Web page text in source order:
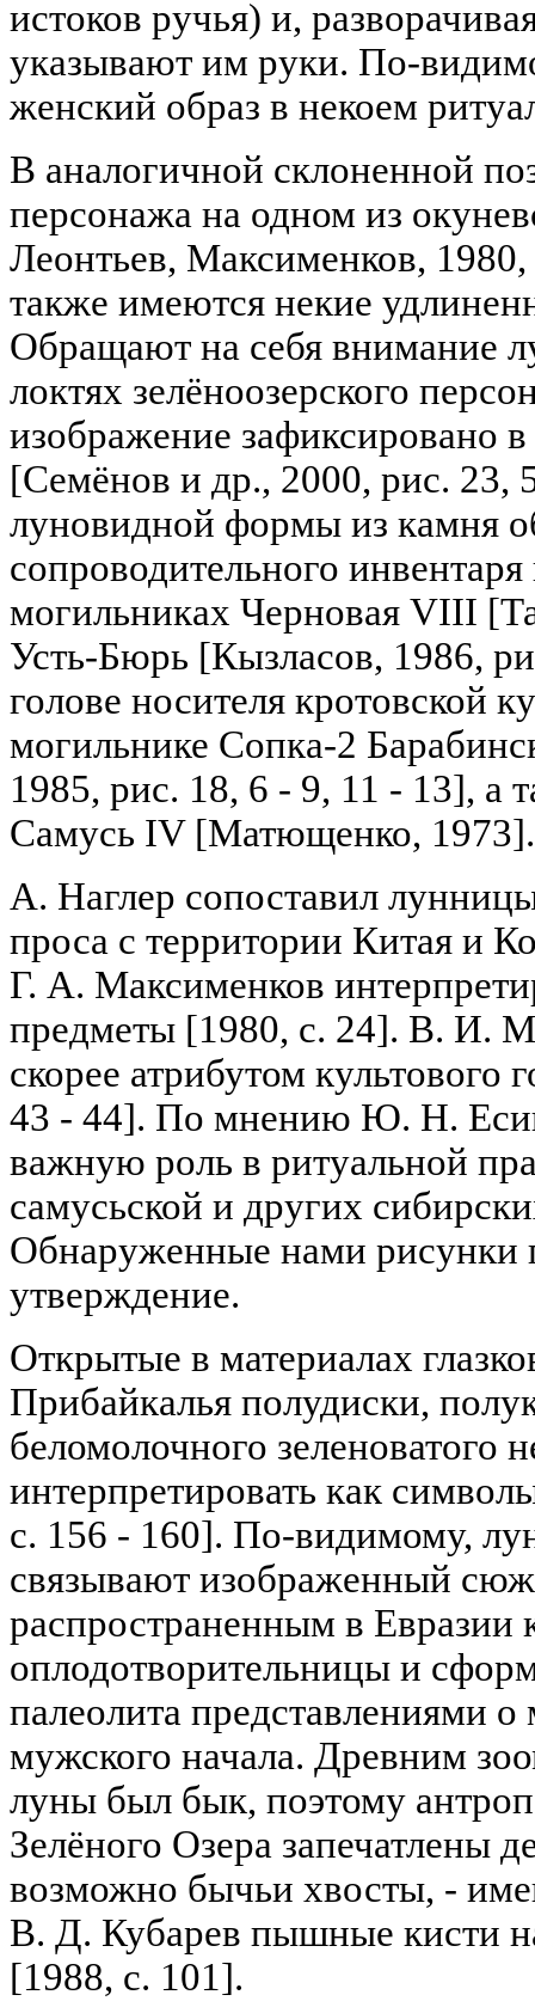
истоков ручья) и,
указывают им руки. По-
женский образ в некоем
В аналогичной склоненной
персонажа на одном из
Леонтьев, Максименков,
также имеются некие
Обращают на себя внимание
локтях зелёноозерского
изображение зафиксировано
[Семёнов и др., 2000, рис. 23,
луновидной формы из камня
сопроводительного
могильниках Черновая VIII
Усть-Бюрь [Кызласов, 1986,
голове носителя кротовской
могильнике Сопка-2
1985, рис. 18, 6 - 9, 11 - 13], а
Самусь IV [Матющенко, 1973].
А. Наглер сопоставил
проса с территории Китая и
Г. А. Максименков
предметы [1980, с. 24]. В. И.
скорее атрибутом культового
43 - 44]. По мнению Ю. Н.
важную роль в ритуальной
самусьской и других
Обнаруженные нами рисунки
утверждение.
Открытые в материалах
Прибайкалья полудиски,
беломолочного зеленоватого
интерпретировать как
с. 156 - 160]. По-видимому,
связывают изображенный
распространенным в Евразии
оплодотворительницы и
палеолита представлениями
мужского начала. Древним
луны был бык, поэтому
Зелёного Озера запечатлены
возможно бычьи хвосты, -
В. Д. Кубарев пышные кисти
[1988, с. 101].